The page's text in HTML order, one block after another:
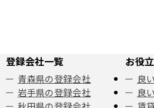
登録会社一覧
青森県の登録会社
岩手県の登録会社
お役
良
良